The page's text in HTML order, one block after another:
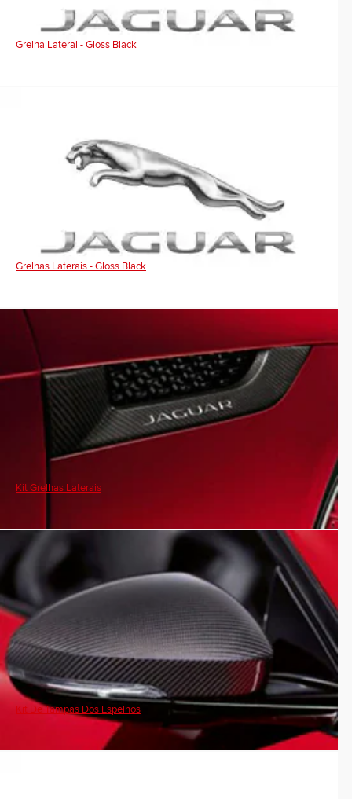
Grelha Lateral - Gloss Black
Grelhas Laterais - Gloss Black
Kit Grelhas Laterais
Kit De Tampas Dos Espelhos